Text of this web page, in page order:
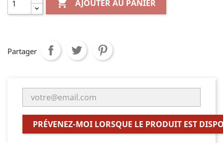
 AJOUTER AU PANIER
Partager
PRÉVENEZ-MOI LORSQUE LE PRODUIT EST